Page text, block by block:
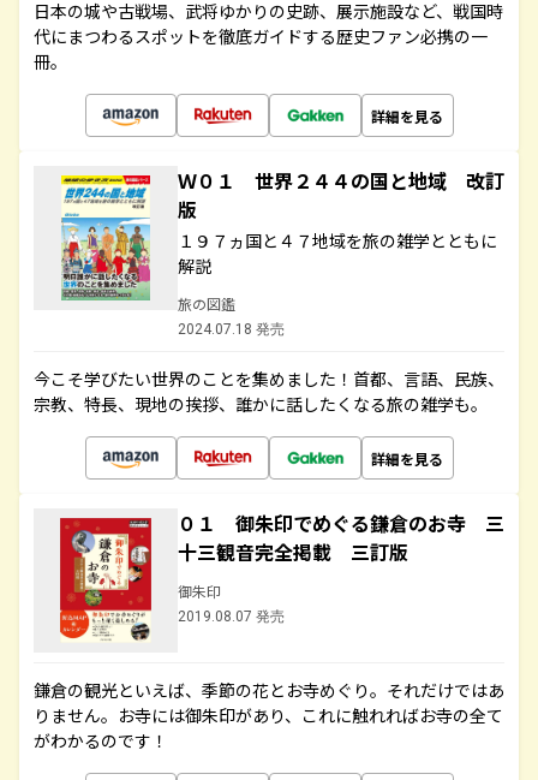
日本の城や古戦場、武将ゆかりの史跡、展示施設など、戦国時
代にまつわるスポットを徹底ガイドする歴史ファン必携の一
冊。
詳細を見る
Ｗ０１ 世界２４４の国と地域 改訂
版
１９７ヵ国と４７地域を旅の雑学とともに
解説
旅の図鑑
2024.07.18 発売
今こそ学びたい世界のことを集めました！首都、言語、民族、
宗教、特長、現地の挨拶、誰かに話したくなる旅の雑学も。
詳細を見る
０１ 御朱印でめぐる鎌倉のお寺 三
十三観音完全掲載 三訂版
御朱印
2019.08.07 発売
鎌倉の観光といえば、季節の花とお寺めぐり。それだけではあ
りません。お寺には御朱印があり、これに触れればお寺の全て
がわかるのです！